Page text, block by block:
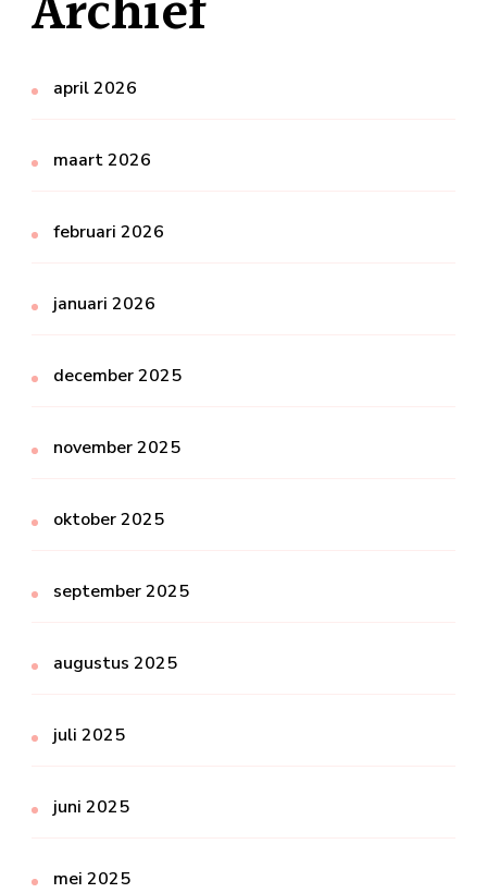
april 2026
maart 2026
februari 2026
januari 2026
december 2025
november 2025
oktober 2025
september 2025
augustus 2025
juli 2025
juni 2025
mei 2025